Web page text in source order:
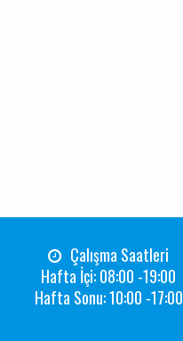
Çalışma Saatleri
Hafta İçi: 08:00 -19:00
Hafta Sonu: 10:00 -17:00